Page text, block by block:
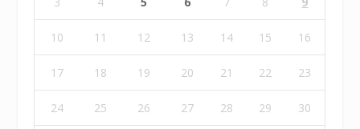
10 11 12 13 14 15 16
17 18 19 20 21 22 23
24 25 26 27 28 29 30